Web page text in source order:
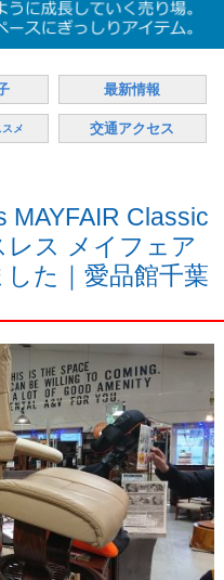
最新情報
メ 交通アクセス
MAYFAIR Classic
レス メイフェア
た｜愛品館千葉